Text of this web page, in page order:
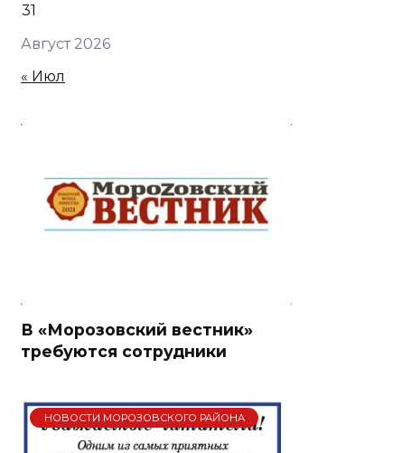
Август 2026
31
« Июл
В «Морозовский вестник»
требуются сотрудники
НОВОСТИ МОРОЗОВСКОГО РАЙОНА